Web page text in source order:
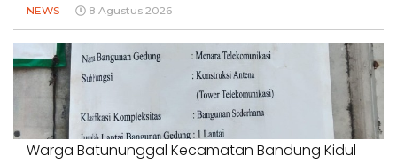
NEWS 8 Agustus 2026
Warga Batununggal Kecamatan Bandung Kidul